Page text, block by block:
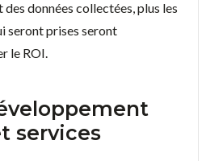
données collectées, plus les
seront prises seront
le ROI.
services